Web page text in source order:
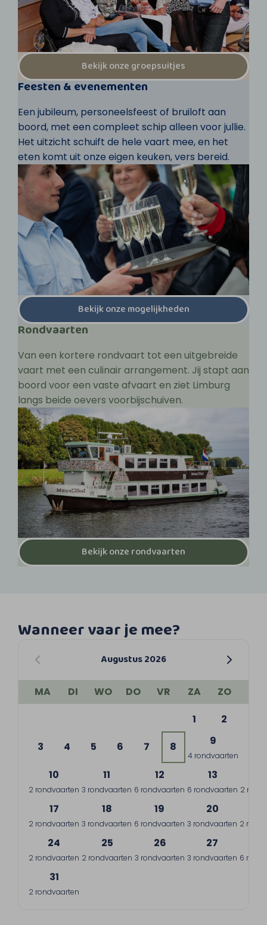
Bekijk onze groepsuitjes
Feesten & evenementen
Een jubileum, personeelsfeest of bruiloft aan
boord, met een compleet schip alleen voor jullie.
Het uitzicht schuift de hele vaart mee, en het
eten komt uit onze eigen keuken, vers bereid.
Bekijk onze mogelijkheden
Rondvaarten
Van een kortere rondvaart tot een uitgebreide
vaart met een culinair arrangement. Jij stapt aan
boord voor een vaste afvaart en ziet Limburg
langs beide oevers voorbijschuiven.
Bekijk onze rondvaarten
Wanneer vaar je mee?
Augustus 2026
MA DI WO DO VR ZA
ZO
1
2
3 4 5 6 7 8 9
4 rondvaarten
10
2 rondvaarten
11
3 rondvaarten
12
6 rondvaarten
13
6 rondvaarten 2
17
2 rondvaarten
18
3 rondvaarten
19
6 rondvaarten
20
3 rondvaarten 2
24
2 rondvaarten
25
2 rondvaarten
26
3 rondvaarten
27
3 rondvaarten 6
31
2 rondvaarten